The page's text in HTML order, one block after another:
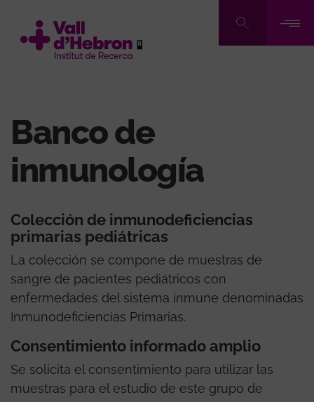
contenido
Banco de
inmunología
Colección de inmunodeficiencias
primarias pediátricas
La colección se compone de muestras de
sangre de pacientes pediátricos con
enfermedades del sistema inmune denominadas
Inmunodeficiencias Primarias.
Consentimiento informado amplio
Se solicita el consentimiento para utilizar las
muestras para el estudio de este grupo de